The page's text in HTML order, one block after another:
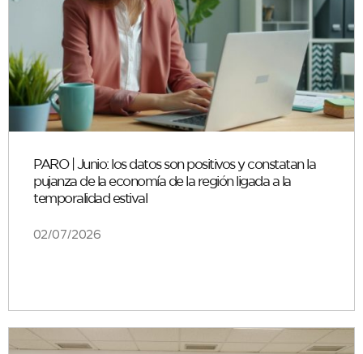
PARO | Junio: los datos son positivos y constatan la
pujanza de la economía de la región ligada a la
temporalidad estival
02/07/2026